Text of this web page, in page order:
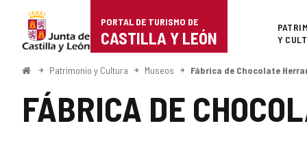
Portal
de
Turismo
Castilla
PORTAL DE TURISMO DE
CASTILLA Y LEÓN
Y
InicioPatrimonio y Cultura Museos Fábrica de Chocolate
FÁBRICA DE